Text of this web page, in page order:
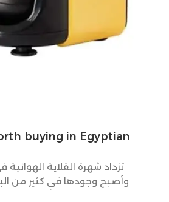
buying in Egyptian
تزداد شهرة القلاية
وأصبح وجودها في كثير من